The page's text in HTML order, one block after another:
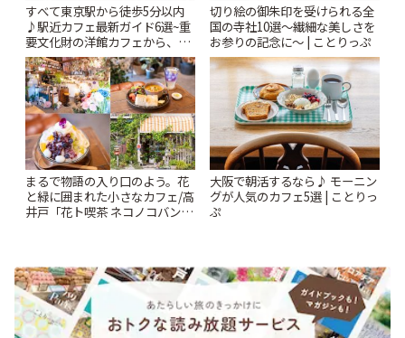
すべて東京駅から徒歩5分以内
♪駅近カフェ最新ガイド6選~重
要文化財の洋館カフェから、改
札すぐのレトロ喫茶まで~ | こと
りっぷ
切り絵の御朱印を受けられる全
国の寺社10選〜繊細な美しさを
お参りの記念に〜 | ことりっぷ
まるで物語の入り口のよう。花
と緑に囲まれた小さなカフェ/高
井戸「花ト喫茶 ネコノコバン」
大阪で朝活するなら♪ モーニン
グが人気のカフェ5選 | ことりっ
ぷ